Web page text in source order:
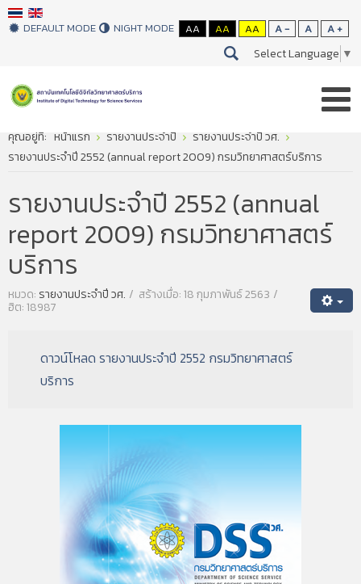
DEFAULT MODE NIGHT MODE AA AA AA A - A A +
Select Language ▼
คุณอยู่ที่: หน้าแรก รายงานประจำปี
รายงานประจำปี วศ.
รายงานประจำปี 2552 (annual report 2009) กรมวิทยาศาสตร์บริการ
รายงานประจำปี 2552 (annual
report 2009) กรมวิทยาศาสตร์
บริการ
หมวด: รายงานประจำปี วศ. สร้างเมื่อ: 18 กุมภาพันธ์ 2563
ฮิต: 18987
ดาวน์โหลด รายงานประจำปี 2552 กรมวิทยาศาสตร์
บริการ